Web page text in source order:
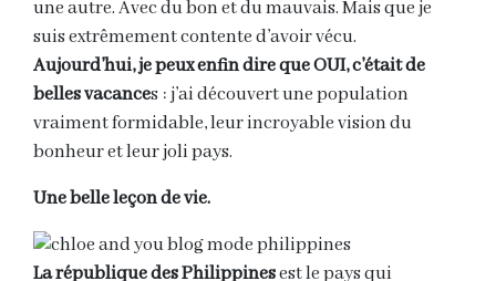
une autre. Avec du bon et du mauvais. Mais que je
suis extrêmement contente d’avoir vécu.
Aujourd’hui, je peux enfin dire que OUI, c’était de
belles vacances : j’ai découvert une population
vraiment formidable, leur incroyable vision du
bonheur et leur joli pays.
Une belle leçon de vie.
La république des Philippinesest le pays qui